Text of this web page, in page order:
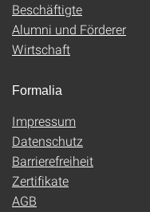
Beschäftigte
Alumni und Förderer
Wirtschaft
Formalia
Impressum
Datenschutz
Barrierefreiheit
Zertifikate
AGB